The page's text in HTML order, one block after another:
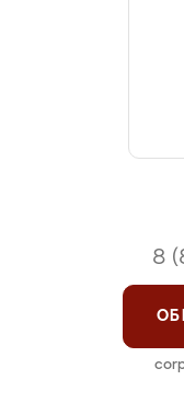
8